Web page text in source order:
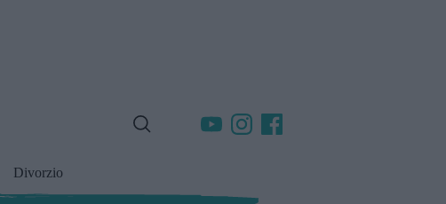
Divorzio